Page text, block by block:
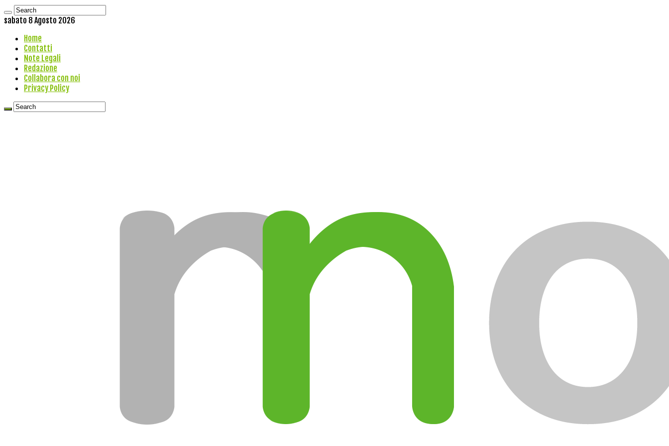
sabato 8 Agosto 2026
Home
Contatti
Note Legali
Redazione
Collabora con noi
Privacy Policy